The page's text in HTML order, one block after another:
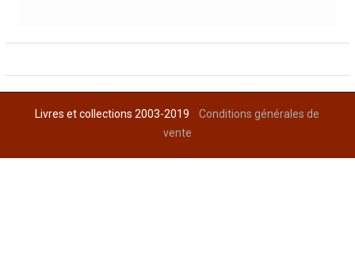
Livres et collections 2003-2019Conditions générales de
vente